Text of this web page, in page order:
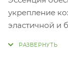
укрепление
эластичной и